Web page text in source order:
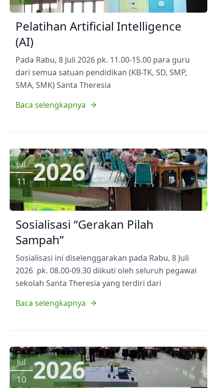
Pelatihan Artificial Intelligence
(AI)
Pada Rabu, 8 Juli 2026 pk. 11.00-15.00 para guru
dari semua satuan pendidikan (KB-TK, SD, SMP,
SMA, SMK) Santa Theresia
Baca selengkapnya
Jul
11 2026
Sosialisasi “Gerakan Pilah
Sampah”
Sosialisasi ini diselenggarakan pada Rabu, 8 Juli
2026 pk. 08.00-09.30 diikuti oleh seluruh pegawai
sekolah Santa Theresia yang terdiri dari
Baca selengkapnya
Jul
10 2026